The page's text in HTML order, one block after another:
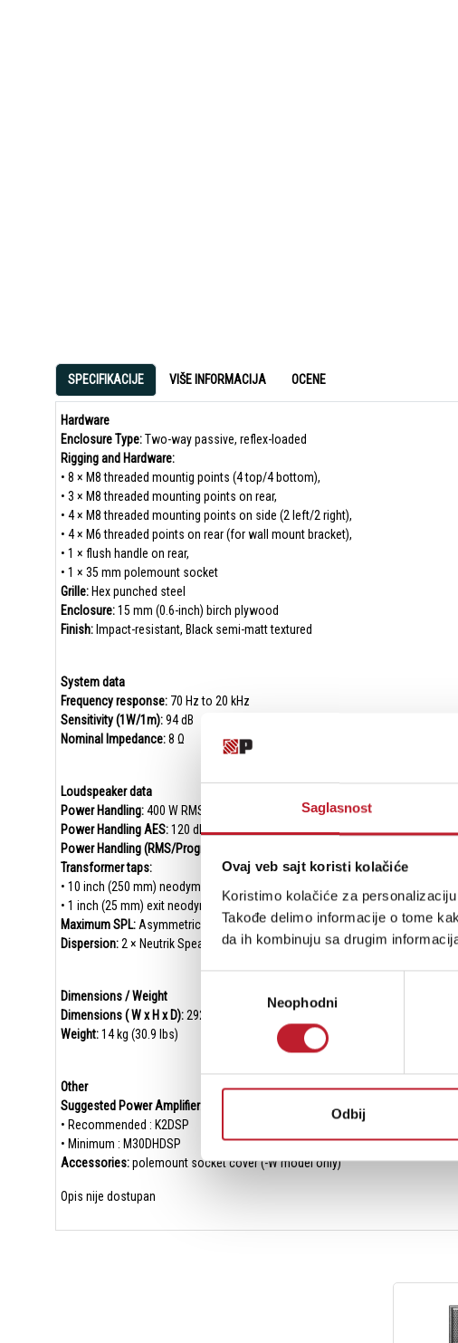
Saglasnost
Ovaj veb sajt koristi kolačiće
Koristimo kolačiće za
Takođe delimo informacije o tome
da ih kombinuju sa drugim
сагласностиNeophodni
Odbij
SPECIFIKACIJE VIŠE INFORMACIJA OCENE
Hardware
Enclosure Type:Two-way passive, reflex-loaded
Rigging and Hardware:
• 8 × M8 threaded mountig points (4 top/4 bottom),
• 3 × M8 threaded mounting points on rear,
• 4 × M8 threaded mounting points on side (2 left/2 right),
• 4 × M6 threaded points on rear (for wall mount bracket),
• 1 × flush handle on rear,
• 1 × 35 mm polemount socket
Grille:Hex punched steel
Enclosure:15 mm (0.6-inch) birch plywood
Finish:Impact-resistant, Black semi-matt textured
System data
Frequency response:70 Hz to 20 kHz
Sensitivity (1W/1m):94 dB
Nominal Impedance:8 Ω
Loudspeaker data
Power Handling:400 W RMS, 800 W Program
Power Handling AES:120 dB cont., 126 dB peak
Power Handling (RMS/Program):
Transformer taps:
• 10 inch (250 mm) neodymium LF cone driver,
• 1 inch (25 mm) exit neodymium HF compression driver
Maximum SPL:Asymmetric internal passive crossover
Dispersion:2 × Neutrik SpeakON™ NL4
Dimensions / Weight
Dimensions ( W x H x D):292 × 508 × 280 mm (11.5 × 20 × 11 inch)
Weight:14 kg (30.9 lbs)
Other
Suggested Power Amplifier:
• Recommended : K2DSP
• Minimum : M30DHDSP
Accessories:polemount socket cover (-W model only)
Opis nije dostupan